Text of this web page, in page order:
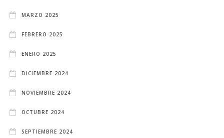
MARZO 2025
FEBRERO 2025
ENERO 2025
DICIEMBRE 2024
NOVIEMBRE 2024
OCTUBRE 2024
SEPTIEMBRE 2024